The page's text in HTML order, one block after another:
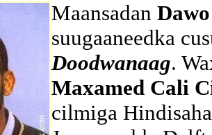
Maansadan Dawo
suugaaneedka
Doodwanaag.
Maxamed Cali
cilmiga